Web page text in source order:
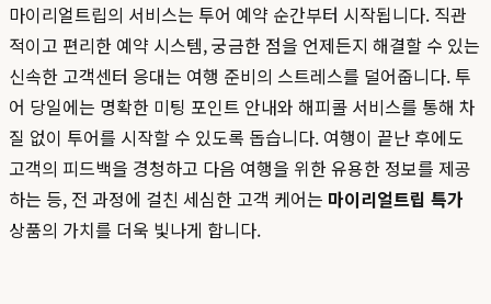
마이리얼트립의 서비스는 투어 예약 순간부터 시작됩니다. 직관
적이고 편리한 예약 시스템, 궁금한 점을 언제든지 해결할 수 있는
신속한 고객센터 응대는 여행 준비의 스트레스를 덜어줍니다. 투
어 당일에는 명확한 미팅 포인트 안내와 해피콜 서비스를 통해 차
질 없이 투어를 시작할 수 있도록 돕습니다. 여행이 끝난 후에도
고객의 피드백을 경청하고 다음 여행을 위한 유용한 정보를 제공
하는 등, 전 과정에 걸친 세심한 고객 케어는 마이리얼트립 특가
상품의 가치를 더욱 빛나게 합니다.